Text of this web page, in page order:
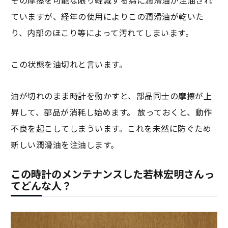
ていますが、経年の使用によりこの潤滑油が乾いた
り、内部のほこり等によって汚れてしまいます。
この状態を油切れと言います。
油が切れのまま時計を動かすと、部品同士の摩擦が上
昇して、部品が消耗し始めます。 放っておくと、動作
不良を起こしてしまういます。これを未然に防ぐため
新しい潤滑油を注油します。
この時計のメンテナンスした若林宏明さんっ
てどんな人？